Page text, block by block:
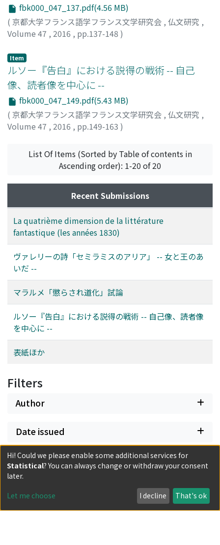
fbk000_047_137.pdf(4.56 MB)
( 京都大学フランス語学フランス文学研究会 , 仏文研究 ,
Volume 47 , 2016 , pp.137-148 )
Item
ルソー『告白』における説得の戦術 -- 自己
像、読者像を中心に --
fbk000_047_149.pdf(5.43 MB)
( 京都大学フランス語学フランス文学研究会 , 仏文研究 ,
Volume 47 , 2016 , pp.149-163 )
List Of Items (Sorted by Table of contents in
Ascending order): 1-20 of 20
Recent Submissions
La quatrième dimension de la littérature
fantastique (les années 1830)
ヴァレリーの詩「セミラミスのアリア」 -- 女と王のあ
いだ --
マラルメ「懲らされ道化」試論
ルソー『告白』における説得の戦術 -- 自己像、読者像
を中心に --
表紙ほか
Filters
Author
Date issued
Classification
Hi! Could we please enable some additional services for
Statistical? You can always change or withdraw your consent
later.
Let me choose I decline That's ok